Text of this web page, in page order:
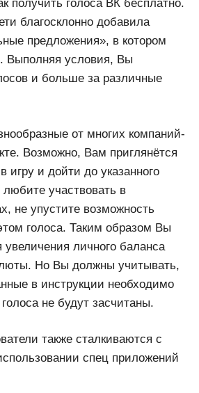
получить голоса ВК бесплатно.
благосклонно добавила
предложения», в котором
Выполняя условия, Вы
и больше за различные
от многих компаний-
Возможно, Вам приглянётся
игру и дойти до указанного
участвовать в
не упустите возможность
голоса. Таким образом Вы
личного баланса
Но Вы должны учитывать,
в инструкции необходимо
не будут засчитаны.
также сталкиваются с
спец приложений